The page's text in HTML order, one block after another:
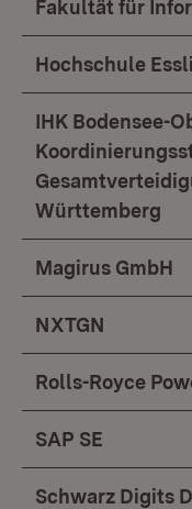
Fakultät für
Hochschule
IHK Bodensee-
Württemberg
Magirus GmbH
NXTGN
Rolls-Royce
SAP SE
Schwarz Digits